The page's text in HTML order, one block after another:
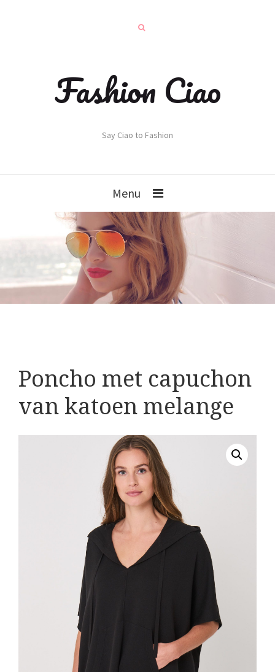
Fashion Ciao
Say Ciao to Fashion
Menu
Poncho met capuchon
van katoen melange